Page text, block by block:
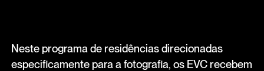
Neste programa de residências direcionadas
especificamente para a fotografia, os EVC recebem